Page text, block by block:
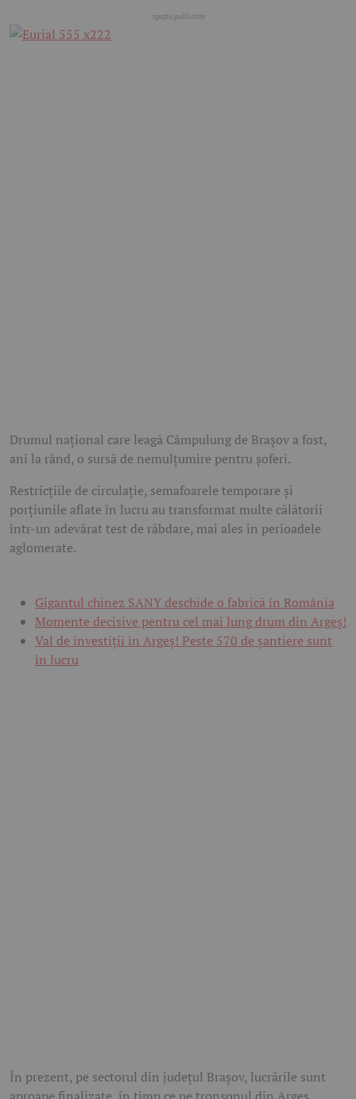
Drumul național care leagă Câmpulung de Brașov a fost,
ani la rând, o sursă de nemulțumire pentru șoferi.
Restricțiile de circulație, semafoarele temporare și
porțiunile aflate în lucru au transformat multe călătorii
într-un adevărat test de răbdare, mai ales în perioadele
aglomerate.
Gigantul chinez SANY deschide o fabrică în România
Momente decisive pentru cel mai lung drum din Argeș!
Val de investiții în Argeș! Peste 570 de șantiere sunt
în lucru
În prezent, pe sectorul din județul Brașov, lucrările sunt